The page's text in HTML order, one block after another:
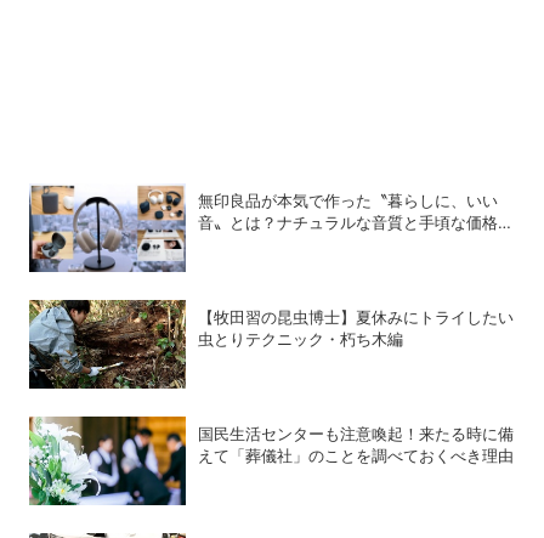
無印良品が本気で作った〝暮らしに、いい
音〟とは？ナチュラルな音質と手頃な価格を
【牧田習の昆虫博士】夏休みにトライしたい
虫とりテクニック・朽ち木編
国民生活センターも注意喚起！来たる時に備
えて「葬儀社」のことを調べておくべき理由